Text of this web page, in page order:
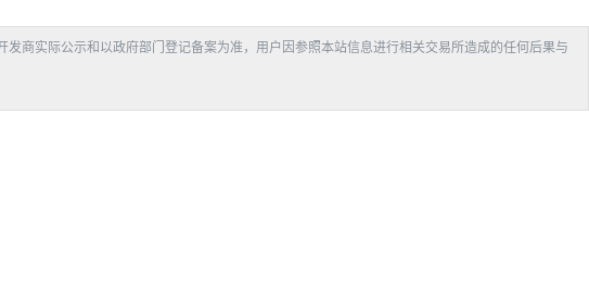
商实际公示和以政府部门登记备案为准，用户因参照本站信息进行相关交易所造成的任何后果与